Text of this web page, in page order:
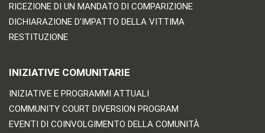
RICEZIONE DI UN MANDATO DI COMPARIZIONE
DICHIARAZIONE D'IMPATTO DELLA VITTIMA
RESTITUZIONE
INIZIATIVE COMUNITARIE
INIZIATIVE E PROGRAMMI ATTUALI
COMMUNITY COURT DIVERSION PROGRAM
EVENTI DI COINVOLGIMENTO DELLA COMUNITÀ